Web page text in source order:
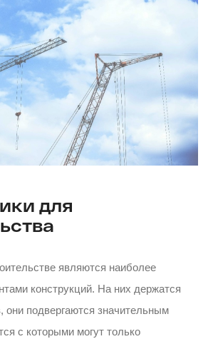
для
являются наиболее
конструкций. На них держатся
они подвергаются значительным
с которыми могут только